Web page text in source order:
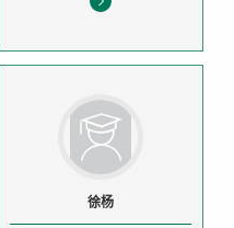
徐杨